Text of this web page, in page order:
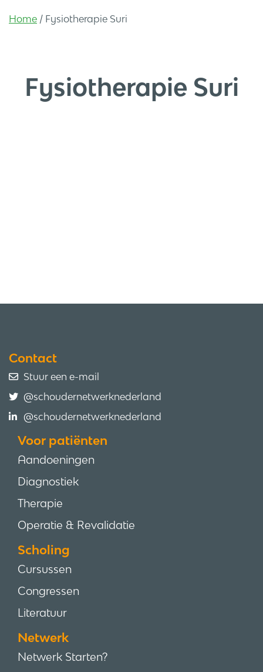
Home / Fysiotherapie Suri
Fysiotherapie Suri
Contact
Stuur een e-mail
@schoudernetwerknederland
@schoudernetwerknederland
Voor patiënten
Aandoeningen
Diagnostiek
Therapie
Operatie & Revalidatie
Scholing
Cursussen
Congressen
Literatuur
Netwerk
Netwerk Starten?